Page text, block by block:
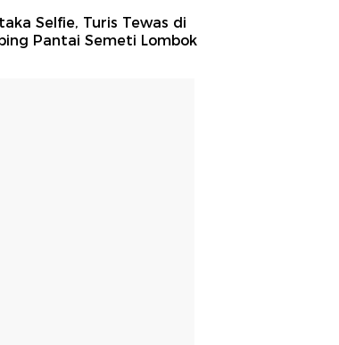
Selfie, Turis Tewas di
Pantai Semeti Lombok